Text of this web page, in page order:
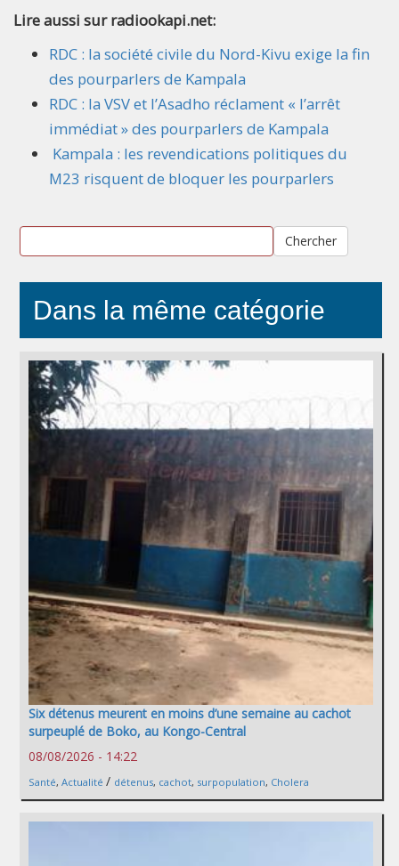
Lire aussi sur radiookapi.net:
RDC : la société civile du Nord-Kivu exige la fin
des pourparlers de Kampala
RDC : la VSV et l’Asadho réclament « l’arrêt
immédiat » des pourparlers de Kampala
Kampala : les revendications politiques du
M23 risquent de bloquer les pourparlers
Chercher
Dans la même catégorie
Six détenus meurent en moins d’une semaine au cachot
surpeuplé de Boko, au Kongo-Central
08/08/2026 - 14:22
Santé, Actualité / détenus, cachot, surpopulation, Cholera